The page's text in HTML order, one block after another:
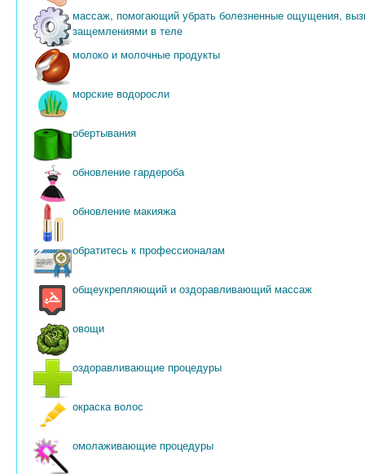
массаж, помогающий убрать болезненные ощущения,
защемлениями в теле
молоко и молочные продукты
морские водоросли
обертывания
обновление гардероба
обновление макияжа
обратитесь к профессионалам
общеукрепляющий и оздоравливающий массаж
овощи
оздоравливающие процедуры
окраска волос
омолаживающие процедуры